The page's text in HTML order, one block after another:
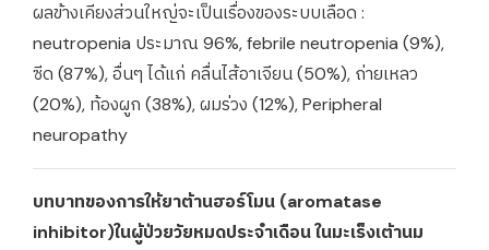
ผลข้างเคียงส่วนใหญ่จะเป็นเรื่องของระบบเลือด :
neutropenia ประมาณ 96%, febrile neutropenia (9%),
ซีด (87%), อื่นๆ ได้แก่ คลื่นไส้อาเจียน (50%), ถ่ายเหลว
(20%), ท้องผูก (38%), ผมร่วง (12%), Peripheral
neuropathy
บทบาทของการให้ยาต้านฮอร์โมน (aromatase
inhibitor)ในผู้ป่วยวัยหมดประจำเดือน ในมะเร็งเต้านม